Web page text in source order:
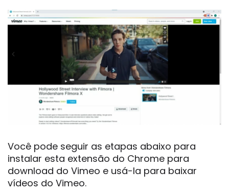
Você pode seguir as etapas abaixo para
instalar esta extensão do Chrome para
download do Vimeo e usá-la para baixar
vídeos do Vimeo.